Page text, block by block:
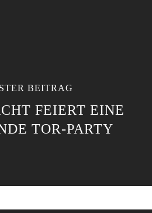
BEITRAG
FEIERT EINE
TOR-PARTY